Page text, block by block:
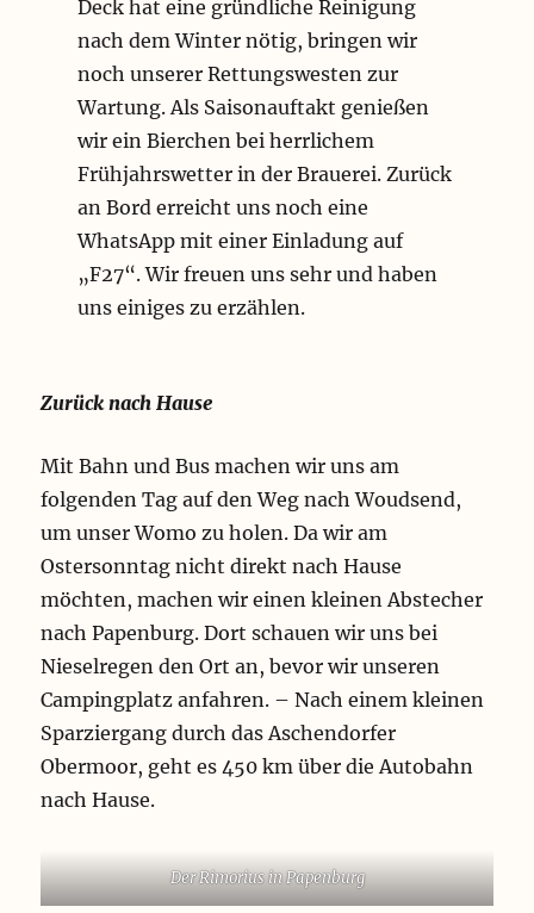
Deck hat eine gründliche Reinigung
nach dem Winter nötig, bringen wir
noch unserer Rettungswesten zur
Wartung. Als Saisonauftakt genießen
wir ein Bierchen bei herrlichem
Frühjahrswetter in der Brauerei. Zurück
an Bord erreicht uns noch eine
WhatsApp mit einer Einladung auf
„F27“. Wir freuen uns sehr und haben
uns einiges zu erzählen.
Zurück nach Hause
Mit Bahn und Bus machen wir uns am
folgenden Tag auf den Weg nach Woudsend,
um unser Womo zu holen. Da wir am
Ostersonntag nicht direkt nach Hause
möchten, machen wir einen kleinen Abstecher
nach Papenburg. Dort schauen wir uns bei
Nieselregen den Ort an, bevor wir unseren
Campingplatz anfahren. – Nach einem kleinen
Sparziergang durch das Aschendorfer
Obermoor, geht es 450 km über die Autobahn
nach Hause.
Der Rimorius in Papenburg